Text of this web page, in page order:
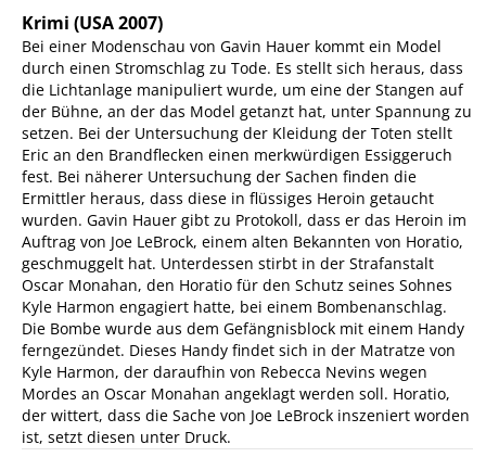
Krimi (USA 2007)
Bei einer Modenschau von Gavin Hauer kommt ein Model
durch einen Stromschlag zu Tode. Es stellt sich heraus, dass
die Lichtanlage manipuliert wurde, um eine der Stangen auf
der Bühne, an der das Model getanzt hat, unter Spannung zu
setzen. Bei der Untersuchung der Kleidung der Toten stellt
Eric an den Brandflecken einen merkwürdigen Essiggeruch
fest. Bei näherer Untersuchung der Sachen finden die
Ermittler heraus, dass diese in flüssiges Heroin getaucht
wurden. Gavin Hauer gibt zu Protokoll, dass er das Heroin im
Auftrag von Joe LeBrock, einem alten Bekannten von Horatio,
geschmuggelt hat. Unterdessen stirbt in der Strafanstalt
Oscar Monahan, den Horatio für den Schutz seines Sohnes
Kyle Harmon engagiert hatte, bei einem Bombenanschlag.
Die Bombe wurde aus dem Gefängnisblock mit einem Handy
ferngezündet. Dieses Handy findet sich in der Matratze von
Kyle Harmon, der daraufhin von Rebecca Nevins wegen
Mordes an Oscar Monahan angeklagt werden soll. Horatio,
der wittert, dass die Sache von Joe LeBrock inszeniert worden
ist, setzt diesen unter Druck.